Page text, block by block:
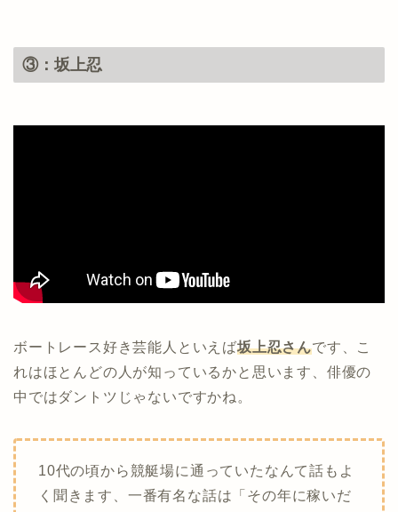
③：坂上忍
ボートレース好き芸能人といえば坂上忍さんです、こ
れはほとんどの人が知っているかと思います、俳優の
中ではダントツじゃないですかね。
10代の頃から競艇場に通っていたなんて話もよ
く聞きます、一番有名な話は「その年に稼いだ